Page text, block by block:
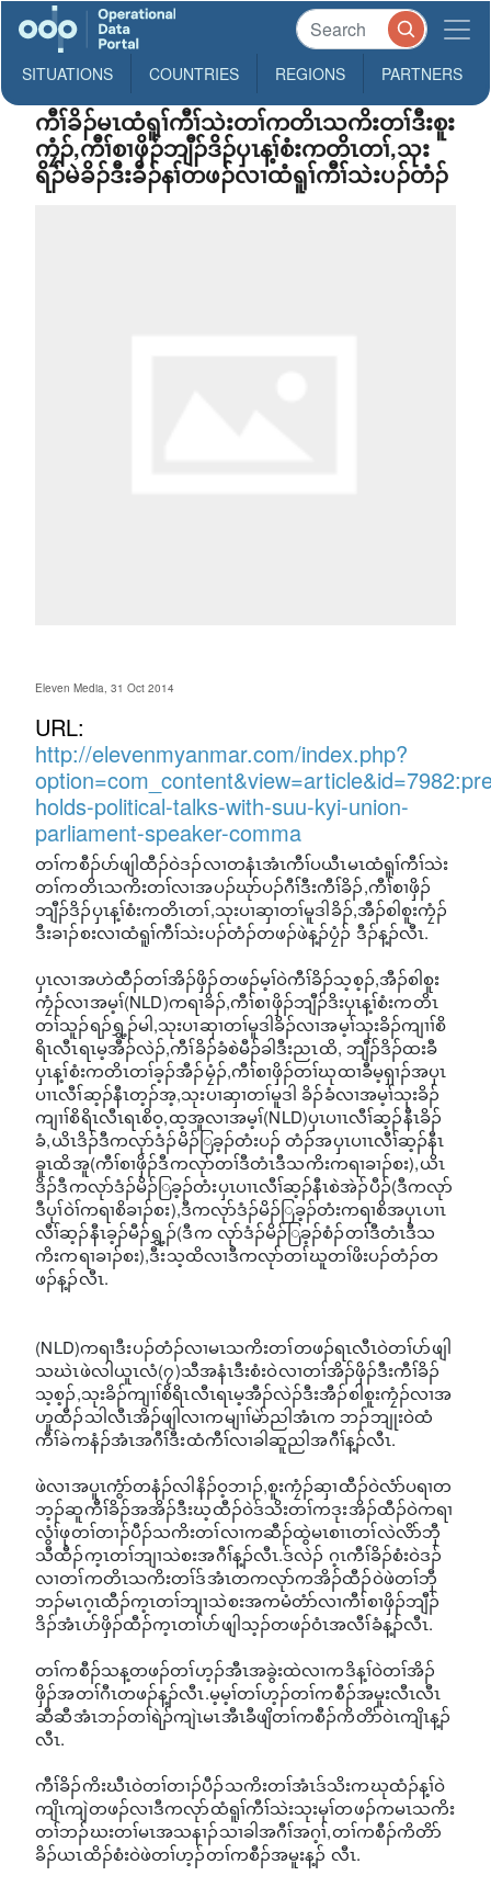
SITUATIONS COUNTRIES REGIONS PARTNERS
ကီၢ်ခိၣ်မၤထံရူၢ်ကီၢ်သဲးတၢ်ကတိၤသကိးတၢ်ဒီးစူး
ကၠံၣ်,ကီၢ်စၢဖှိၣ်ဘျီၣ်ဒိၣ်ပှၤန့ၢ်စံးကတိၤတၢ်,သုး
ရိၣ်မဲခိၣ်ဒီးခိၣ်နၢ်တဖၣ်လၢထံရူၢ်ကီၢ်သဲးပၣ်တံၣ်
Eleven Media, 31 Oct 2014
URL:
http://elevenmyanmar.com/index.php?
holds-political-talks-with-suu-kyi-union-
parliament-speaker-comma
တၢ်ကစီၣ်ပာ်ဖျါထီၣ်ဝဲဒၣ်လၢတနံၤအံၤကီၢ်ပယီၤမၤထံရူၢ်ကီၢ်သဲး
တၢ်ကတိၤသကိးတၢ်လၢအပၣ်ဃုာ်ပၣ်ဂီၢ်ဒီးကီၢ်ခိၣ်,ကီၢ်စၢဖှိၣ်
ဘျီၣ်ဒိၣ်ပှၤန့ၢ်စံးကတိၤတၢ်,သုးပၢဆှၢတၢ်မူဒါခိၣ်,အီၣ်စါစူးကၠံၣ်
ဒီးခၢၣ်စးလၢထံရူၢ်ကီၢ်သဲးပၣ်တံၣ်တဖၣ်ဖဲန့ၣ်ပၠံၣ် ဒီၣ်န့ၣ်လီၤ.
ပှၤလၢအဟဲထီၣ်တၢ်အိၣ်ဖှိၣ်တဖၣ်မ့ၢ်ဝဲကီၢ်ခိၣ်သ့စ့ၣ်,အီၣ်စါစူး
ကၠံၣ်လၢအမ့ၢ်(NLD)ကရၢခိၣ်,ကီၢ်စၢဖှိၣ်ဘျီၣ်ဒိးပှၤန့ၢ်စံးကတိၤ
တၢ်သူၣ်ရၣ်ရွှ့ၣ်မါ,သုးပၢဆှၢတၢ်မူဒါခိၣ်လၢအမ့ၢ်သုးခိၣ်ကျၢၢ်စိ
ရိၤလီၤရၤမ့အီၣ်လဲၣ်,ကီၢ်ခိၣ်ခံစဲမီၣ်ခါဒီးညၤထိ, ဘျီၣ်ဒိၣ်ထးခီ
ပှၤန့ၢ်စံးကတိၤတၢ်ခ့ၣ်အီၣ်မၠံၣ်,ကီၢ်စၢဖှိၣ်တၢ်ဃုထၢခီမ့ရှၢၣ်အပှၤ
ပၢၤလီၢ်ဆ့ၣ်နီၤတ့ၣ်အ့,သုးပၢဆှၢတၢ်မူဒါ ခိၣ်ခံလၢအမ့ၢ်သုးခိၣ်
ကျၢၢ်စိရိၤလီၤရၤစိဝ့,ထ့အူလၢအမ့ၢ်(NLD)ပှၤပၢၤလီၢ်ဆ့ၣ်နီၤခိၣ်
ခံ,ယိၤဒိၣ်ဒီကလုာ်ဒံၣ်မိၣ်ြခ့ၣ်တံးပၣ် တံၣ်အပှၤပၢၤလီၢ်ဆ့ၣ်နီၤ
ခူၤထိအူ(ကီၢ်စၢဖှိၣ်ဒီကလုာ်တၢ်ဒီတံၤဒီသကိးကရၢခၢၣ်စး),ယိၤ
ဒိၣ်ဒီကလုာ်ဒံၣ်မိၣ်ြခ့ၣ်တံးပှၤပၢၤလီၢ်ဆ့ၣ်နီၤစဲအဲၣ်ပီၣ်(ဒီကလုာ်
ဒီပုၢ်ဝဲၢ်ကရၢစိခၢၣ်စး),ဒီကလုာ်ဒံၣ်မိၣ်ြခ့ၣ်တံးကရၢစိအပှၤပၢၤ
လီၢ်ဆ့ၣ်နီၤခ့ၣ်မီၣ်ရွှ့ၣ်(ဒီက လုာ်ဒံၣ်မိၣ်ြခ့ၣ်စံၣ်တၢ်ဒီတံၤဒီသ
ကိးကရၢခၢၣ်စး),ဒီးသ့ထိလၢဒီကလုာ်တၢ်ဃူတၢ်ဖိးပၣ်တံၣ်တ
ဖၣ်န့ၣ်လီၤ.
(NLD)ကရၢဒီးပၣ်တံၣ်လၢမၤသကိးတၢ်တဖၣ်ရၤလီၤဝဲတၢ်ပာ်ဖျါ
သဃဲၤဖဲလါယူၤလံ(၇)သီအနံၤဒီးစံးဝဲလၢတၢ်အိၣ်ဖှိၣ်ဒီးကီၢ်ခိၣ်
သ့စ့ၣ်,သုးခိၣ်ကျၢၢ်စိရိၤလီၤရၤမ့အီၣ်လဲၣ်ဒီးအီၣ်စါစူးကၠံၣ်လၢအ
ဟူထီၣ်သါလီၤအိၣ်ဖျါလၢကမျၢၢ်မဲာ်ညါအံၤက ဘၣ်ဘျုးဝဲထံ
ကီၢ်ခဲကနံၣ်အံၤအဂီၢ်ဒီးထံကီၢ်လၢခါဆူညါအဂီၢ်န့ၣ်လီၤ.
ဖဲလၢအပူၤကွံာ်တနံၣ်လါနိၣ်ဝ့ဘၢၣ်,စူးကၠံၣ်ဆှၢထီၣ်ဝဲလံာ်ပရၢတ
ဘ့ၣ်ဆူကီၢ်ခိၣ်အအိၣ်ဒီးဃ့ထီၣ်ဝဲဒ်သိးတၢ်ကဒုးအိၣ်ထီၣ်ဝဲကရၢ
လွံၢ်ဖုတၢ်တၢၣ်ပီၣ်သကိးတၢ်လၢကဆီၣ်ထွဲမၤစၢၤတၢ်လဲလိာ်ဘှီ
သီထီၣ်က့ၤတၢ်ဘျၢသဲစးအဂီၢ်န့ၣ်လီၤ.ဒ်လဲၣ် ဂ့ၤကီၢ်ခိၣ်စံးဝဲဒၣ်
လၢတၢ်ကတိၤသကိးတၢ်ဒ်အံၤတကလုာ်ကအိၣ်ထီၣ်ဝဲဖဲတၢ်ဘှီ
ဘၣ်မၤဂ့ၤထီၣ်က့ၤတၢ်ဘျၢသဲစးအကမံတံာ်လၢကီၢ်စၢဖှိၣ်ဘျီၣ်
ဒိၣ်အံၤပာ်ဖှိၣ်ထီၣ်က့ၤတၢ်ပာ်ဖျါသ့ၣ်တဖၣ်ဝံၤအလီၢ်ခံန့ၣ်လီၤ.
တၢ်ကစီၣ်သန့တဖၣ်တၢ်ဟ့ၣ်အီၤအခွဲးထဲလၢကဒိန့ၢ်ဝဲတၢ်အိၣ်
ဖှိၣ်အတၢ်ဂီၤတဖၣ်န့ၣ်လီၤ.မ့မ့ၢ်တၢ်ဟ့ၣ်တၢ်ကစီၣ်အမူးလီၤလီၤ
ဆီဆီအံၤဘၣ်တၢ်ရဲၣ်ကျဲၤမၤအီၤခီဖျိတၢ်ကစီၣ်ကိတိာ်ဝဲၤကျိၤန့ၣ်
လီၤ.
ကီၢ်ခိၣ်ကိးဃီၤဝဲတၢ်တၢၣ်ပီၣ်သကိးတၢ်အံၤဒ်သိးကဃုထံၣ်န့ၢ်ဝဲ
ကျိၤကျဲတဖၣ်လၢဒီကလုာ်ထံရူၢ်ကီၢ်သဲးသုးမုၢ်တဖၣ်ကမၤသကိး
တၢ်ဘၣ်ဃးတၢ်မၤအသနၢၣ်သၢခါအဂီၢ်အဂ့ၢ်,တၢ်ကစီၣ်ကိတိာ်
ခိၣ်ယၤထိၣ်စံးဝဲဖဲတၢ်ဟ့ၣ်တၢ်ကစီၣ်အမူးန့ၣ် လီၤ.